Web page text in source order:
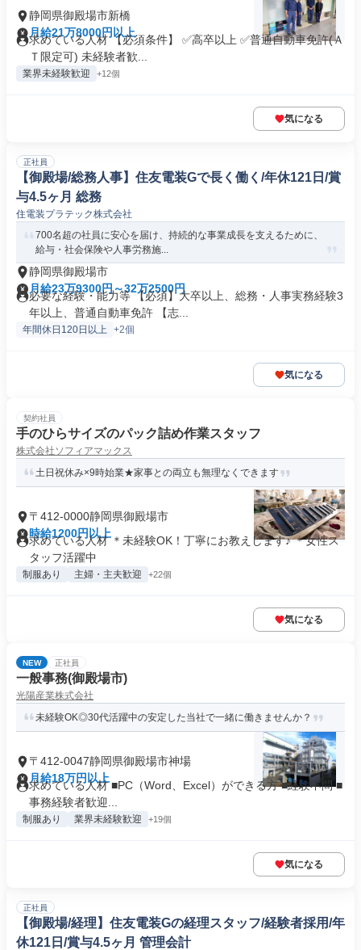
静岡県御殿場市新橋
月給21万8000円以上
求めている人材 【必須条件】 ✅高卒以上 ✅普通自動車免許(Ａ
Ｔ限定可) 未経験者歓...
業界未経験歓迎 +12個
気になる
正社員
【御殿場/総務人事】住友電装Gで長く働く/年休121日/賞
与4.5ヶ月 総務
住電装プラテック株式会社
700名超の社員に安心を届け、持続的な事業成長を支えるために、
給与・社会保険や人事労務施...
静岡県御殿場市
月給23万9300円～32万2500円
必要な経験・能力等 【必須】大卒以上、総務・人事実務経験3
年以上、普通自動車免許 【志...
年間休日120日以上 +2個
気になる
契約社員
手のひらサイズのパック詰め作業スタッフ
株式会社ソフィアマックス
土日祝休み×9時始業★家事との両立も無理なくできます
〒412-0000静岡県御殿場市
時給1200円以上
求めている人材 ＊未経験OK！丁寧にお教えします♪ ＊女性ス
タッフ活躍中
制服あり 主婦・主夫歓迎 +22個
気になる
NEW 正社員
一般事務(御殿場市)
光陽産業株式会社
未経験OK◎30代活躍中の安定した当社で一緒に働きませんか？
〒412-0047静岡県御殿場市神場
月給18万円以上
求めている人材 ■PC（Word、Excel）ができる方 ■経験不問 ■
事務経験者歓迎...
制服あり 業界未経験歓迎 +19個
気になる
正社員
【御殿場/経理】住友電装Gの経理スタッフ/経験者採用/年
休121日/賞与4.5ヶ月 管理会計